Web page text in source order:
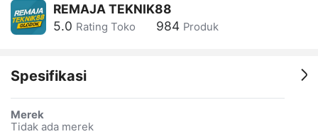
REMAJA TEKNIK88
5.0 Rating Toko 984 Produk
Spesifikasi
Merek
Tidak ada merek